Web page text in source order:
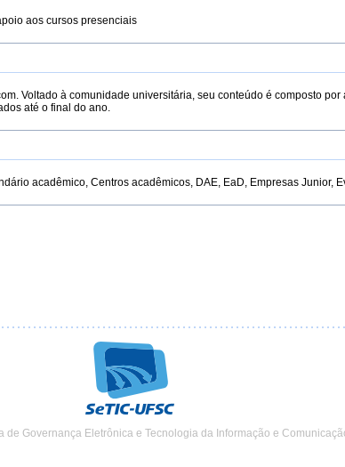
aos cursos presenciais
Voltado à comunidade universitária, seu conteúdo é composto
até o final do ano.
acadêmico, Centros acadêmicos, DAE, EaD, Empresas Junior,
de Governança Eletrônica e Tecnologia da Informação e